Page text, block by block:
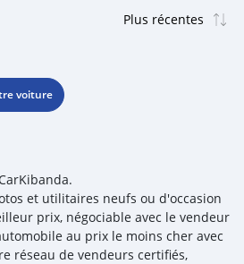
voiture
et utilitaires neufs ou d'occasion
prix, négociable avec le vendeur
au prix le moins cher avec
réseau de vendeurs certifiés,